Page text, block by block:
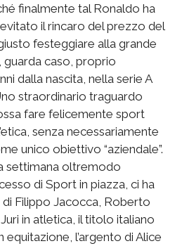
finalmente tal Ronaldo ha
il rincaro del prezzo del
festeggiare alla grande
guarda caso, proprio
dalla nascita, nella serie A
straordinario traguardo
fare felicemente sport
senza necessariamente
unico obiettivo “aziendale”.
settimana oltremodo
di Sport in piazza, ci ha
Filippo Jacocca, Roberto
in atletica, il titolo italiano
equitazione, l’argento di Alice